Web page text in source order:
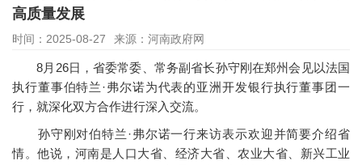
高质量发展
时间：2025-08-27 来源：河南政府网
8月26日，省委常委、常务副省长孙守刚在郑州会见以法国
执行董事伯特兰·弗尔诺为代表的亚洲开发银行执行董事团一
行，就深化双方合作进行深入交流。
孙守刚对伯特兰·弗尔诺一行来访表示欢迎并简要介绍省
情。他说，河南是人口大省、经济大省、农业大省、新兴工业